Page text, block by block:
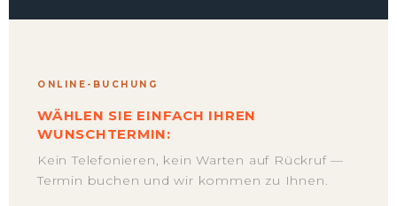
ONLINE-BUCHUNG
WÄHLEN SIE EINFACH IHREN
WUNSCHTERMIN:
Kein Telefonieren, kein Warten auf Rückruf —
Termin buchen und wir kommen zu Ihnen.